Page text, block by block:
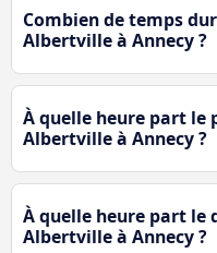
Combien de temps
Albertville à Annecy ?
À quelle heure part le
Albertville à Annecy ?
À quelle heure part le
Albertville à Annecy ?